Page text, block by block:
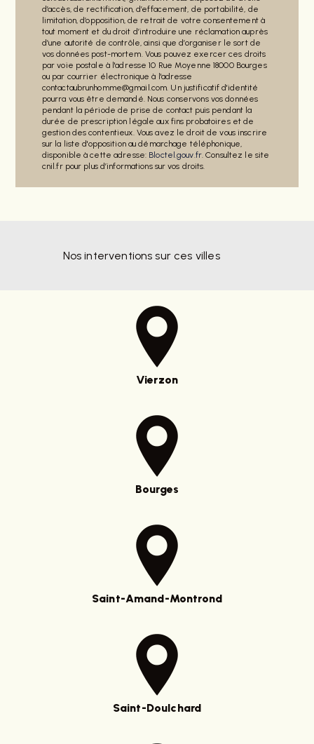
d’accès, de rectification, d’effacement, de portabilité, de
limitation, d’opposition, de retrait de votre consentement à
tout moment et du droit d’introduire une réclamation auprès
d’une autorité de contrôle, ainsi que d’organiser le sort de
vos données post-mortem. Vous pouvez exercer ces droits
par voie postale à l'adresse 10 Rue Moyenne 18000 Bourges
ou par courrier électronique à l'adresse
contactaubrunhomme@gmail.com. Un justificatif d'identité
pourra vous être demandé. Nous conservons vos données
pendant la période de prise de contact puis pendant la
durée de prescription légale aux fins probatoires et de
gestion des contentieux. Vous avez le droit de vous inscrire
sur la liste d'opposition au démarchage téléphonique,
disponible à cette adresse: Bloctel.gouv.fr. Consultez le site
cnil.fr pour plus d’informations sur vos droits.
Nos interventions sur ces villes
Vierzon
Bourges
Saint-Amand-Montrond
Saint-Doulchard